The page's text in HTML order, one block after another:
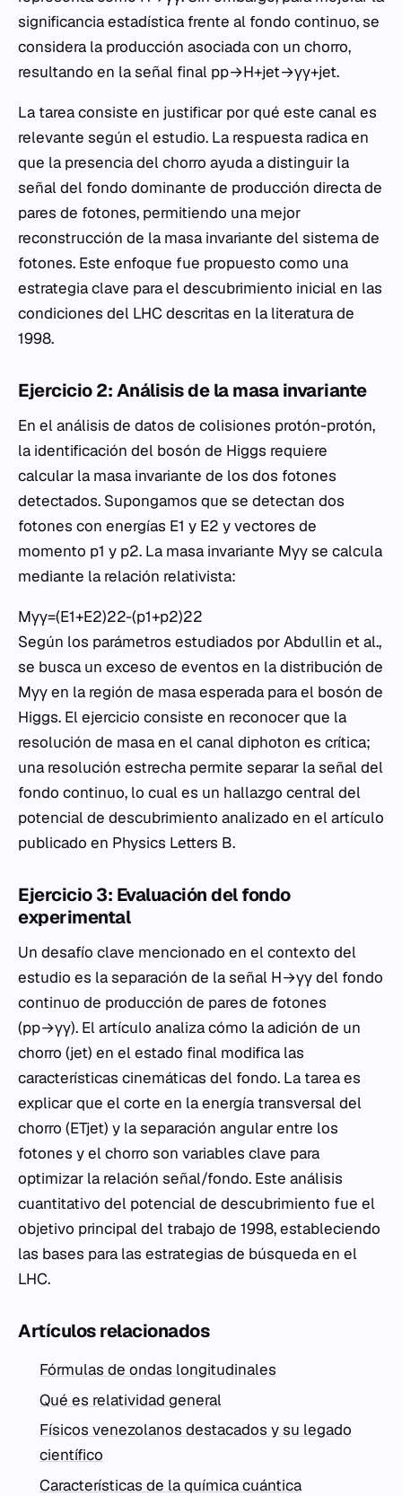
significancia estadística frente al fondo continuo, se
considera la producción asociada con un chorro,
resultando en la señal final pp→H+jet→γγ+jet.
La tarea consiste en justificar por qué este canal es
relevante según el estudio. La respuesta radica en
que la presencia del chorro ayuda a distinguir la
señal del fondo dominante de producción directa de
pares de fotones, permitiendo una mejor
reconstrucción de la masa invariante del sistema de
fotones. Este enfoque fue propuesto como una
estrategia clave para el descubrimiento inicial en las
condiciones del LHC descritas en la literatura de
1998.
Ejercicio 2: Análisis de la masa invariante
En el análisis de datos de colisiones protón-protón,
la identificación del bosón de Higgs requiere
calcular la masa invariante de los dos fotones
detectados. Supongamos que se detectan dos
fotones con energías E1​ y E2​ y vectores de
momento p​1​ y p​2​. La masa invariante Mγγ​ se calcula
mediante la relación relativista:
Mγγ=(E1+E2)22-(p1+p2)22
Según los parámetros estudiados por Abdullin et al.,
se busca un exceso de eventos en la distribución de
Mγγ​ en la región de masa esperada para el bosón de
Higgs. El ejercicio consiste en reconocer que la
resolución de masa en el canal diphoton es crítica;
una resolución estrecha permite separar la señal del
fondo continuo, lo cual es un hallazgo central del
potencial de descubrimiento analizado en el artículo
publicado en Physics Letters B.
Ejercicio 3: Evaluación del fondo
experimental
Un desafío clave mencionado en el contexto del
estudio es la separación de la señal H→γγ del fondo
continuo de producción de pares de fotones
(pp→γγ). El artículo analiza cómo la adición de un
chorro (jet) en el estado final modifica las
características cinemáticas del fondo. La tarea es
explicar que el corte en la energía transversal del
chorro (ETjet​) y la separación angular entre los
fotones y el chorro son variables clave para
optimizar la relación señal/fondo. Este análisis
cuantitativo del potencial de descubrimiento fue el
objetivo principal del trabajo de 1998, estableciendo
las bases para las estrategias de búsqueda en el
LHC.
Artículos relacionados
Fórmulas de ondas longitudinales
Qué es relatividad general
Físicos venezolanos destacados y su legado
científico
Características de la química cuántica